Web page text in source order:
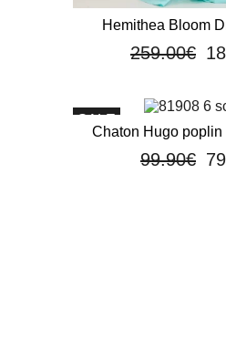
Hemithea Bloom
259.00€
SALE
Chaton Hugo poplin
99.90€